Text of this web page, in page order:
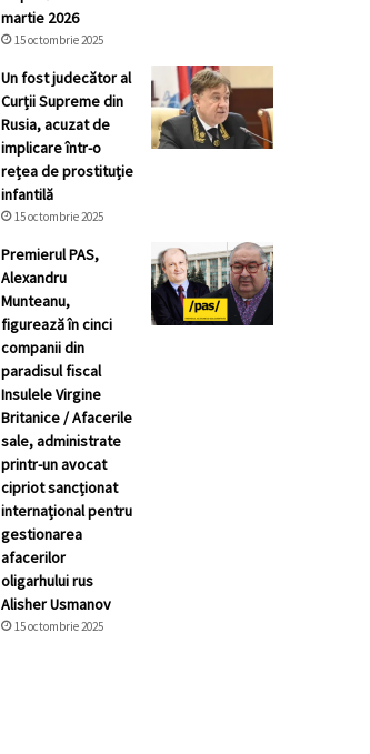
martie 2026
15 octombrie 2025
Un fost judecător al
Curții Supreme din
Rusia, acuzat de
implicare într-o
rețea de prostituție
infantilă
15 octombrie 2025
Premierul PAS,
Alexandru
Munteanu,
figurează în cinci
companii din
paradisul fiscal
Insulele Virgine
Britanice / Afacerile
sale, administrate
printr-un avocat
cipriot sancționat
internațional pentru
gestionarea
afacerilor
oligarhului rus
Alisher Usmanov
15 octombrie 2025